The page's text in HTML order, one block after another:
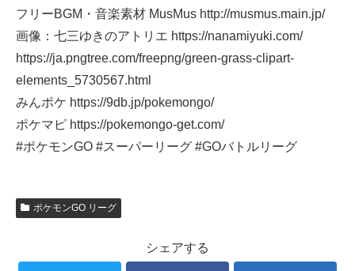
フリーBGM・音楽素材 MusMus http://musmus.main.jp/
画像：七三ゆきのアトリエ https://nanamiyuki.com/
https://ja.pngtree.com/freepng/green-grass-clipart-
elements_5730567.html
みんポケ https://9db.jp/pokemongo/
ポケマピ https://pokemongo-get.com/
#ポケモンGO #スーパーリーグ #GOバトルリーグ
ポケモンGO リーグ
シェアする